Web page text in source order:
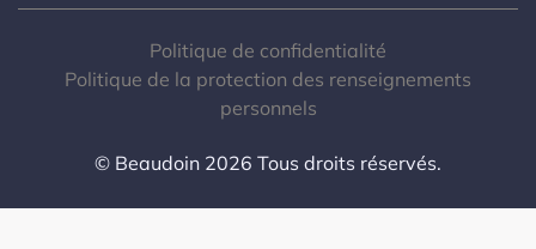
Politique de confidentialité
Politique de la protection des renseignements
personnels
© Beaudoin 2026 Tous droits réservés.